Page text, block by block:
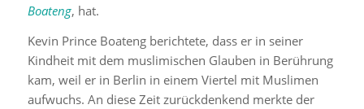
Boateng, hat.
Kevin Prince Boateng berichtete, dass er in seiner
Kindheit mit dem muslimischen Glauben in Berührung
kam, weil er in Berlin in einem Viertel mit Muslimen
aufwuchs. An diese Zeit zurückdenkend merkte der